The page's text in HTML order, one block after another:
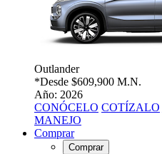
Outlander
*Desde $609,900 M.N.
Año: 2026
CONÓCELO COTÍZALO
MANEJO
Comprar
Comprar